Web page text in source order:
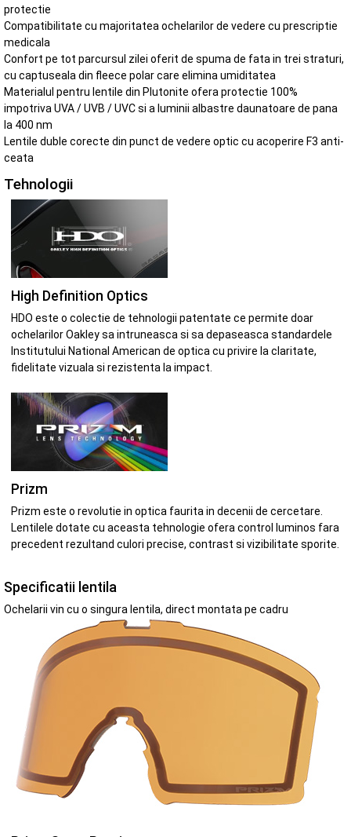
protectie
Compatibilitate cu majoritatea ochelarilor de vedere cu prescriptie
medicala
Confort pe tot parcursul zilei oferit de spuma de fata in trei straturi,
cu captuseala din fleece polar care elimina umiditatea
Materialul pentru lentile din Plutonite ofera protectie 100%
impotriva UVA / UVB / UVC si a luminii albastre daunatoare de pana
la 400 nm
Lentile duble corecte din punct de vedere optic cu acoperire F3 anti-
ceata
Tehnologii
High Definition Optics
HDO este o colectie de tehnologii patentate ce permite doar
ochelarilor Oakley sa intruneasca si sa depaseasca standardele
Institutului National American de optica cu privire la claritate,
fidelitate vizuala si rezistenta la impact.
Prizm
Prizm este o revolutie in optica faurita in decenii de cercetare.
Lentilele dotate cu aceasta tehnologie ofera control luminos fara
precedent rezultand culori precise, contrast si vizibilitate sporite.
Specificatii lentila
Ochelarii vin cu o singura lentila, direct montata pe cadru